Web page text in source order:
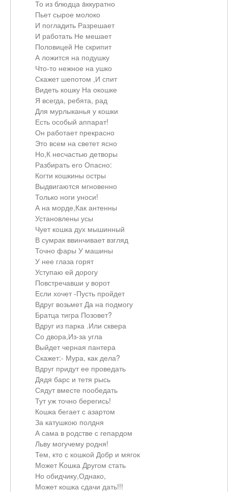
То из блюдца aккуратно
Пьет сырое молоко
И погладить Разрешает
И работать Не мешает
Половицей Не скрипит
А ложится на подушку
Что-то нежное на ушко
Скажет шепотом ,И спит
Видеть кошку На окошке
Я всегда, ребята, рад
Для мурлыканья у кошки
Есть особый аппарат!
Он работает прекрасно
Это всем на светет ясно
Но,К несчастью детворы
Разбирать его Опасно:
Когти кошкины остры
Выдвигаются мгновенно
Только ноги уноси!
А на морде,Как антенны
Установлены усы
Чует кошка дух мышинный
В сумрак ввинчивает взгляд
Точно фары У машины
У нее глаза горят
Уступаю ей дорогу
Повстречавши у ворот
Если хочет -Пусть пройдет
Вдруг возьмет Да на подмогу
Братца тигра Позовет?
Вдруг из парка .Или сквера
Со двора,Из-за угла
Выйдет черная пантера
Скажет:- Мура, как дела?
Вдруг придут ее проведать
Дядя барс и тетя рысь
Сядут вместе пообедать
Тут уж точно берегись!
Кошка бегает с азартом
За катушкою полдня
А сама в родстве с гепардом
Льву могучему родня!
Тем, кто с кошкой Добр и мягок
Может Kошка Другом стать
Но обидчику,Однако,
Может кошка сдачи дать!!!